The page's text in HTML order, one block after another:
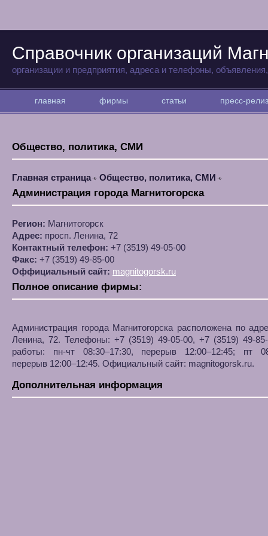
Справочник организаций
организации и предприятия, адреса и телефоны,
главная фирмы статьи пресс-
Общество, политика, СМИ
Главная страница Общество, политика, СМИ
Администрация города Магнитогорска
Регион: Магнитогорск
Адрес: просп. Ленина, 72
Контактный телефон: +7 (3519) 49-05-00
Факс: +7 (3519) 49-85-00
Оффициальный сайт: magnitogorsk.ru
Полное описание фирмы:
Администрация города Магнитогорска расположена по
Ленина, 72. Телефоны: +7 (3519) 49-05-00, +7 (3519) 49-
работы: пн-чт 08:30–17:30, перерыв 12:00–12:45; пт
перерыв 12:00–12:45. Официальный сайт: magnitogorsk.ru.
Дополнительная информация